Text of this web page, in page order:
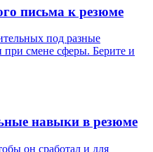
письма к резюме
под разные
смене сферы. Берите и
навыки в резюме
он сработал и для